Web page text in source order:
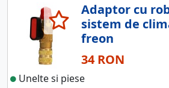
Adaptor cu
sistem de
freon
34 RON
Unelte si piese